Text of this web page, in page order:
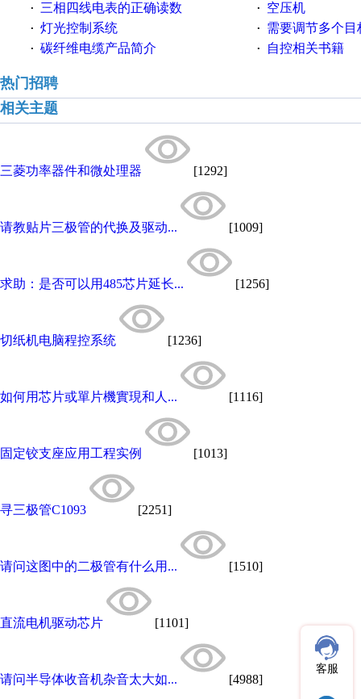
· 三相四线电表的正确读数 · 空压机
· 灯光控制系统 · 需要调节多个目标
· 碳纤维电缆产品简介 · 自控相关书籍
热门招聘
相关主题
三菱功率器件和微处理器 [1292]
请教贴片三极管的代换及驱动... [1009]
求助：是否可以用485芯片延长... [1256]
切纸机电脑程控系统 [1236]
如何用芯片或單片機實現和人... [1116]
固定铰支座应用工程实例 [1013]
寻三极管C1093 [2251]
请问这图中的二极管有什么用... [1510]
直流电机驱动芯片 [1101]
请问半导体收音机杂音太大如... [4988]
客服